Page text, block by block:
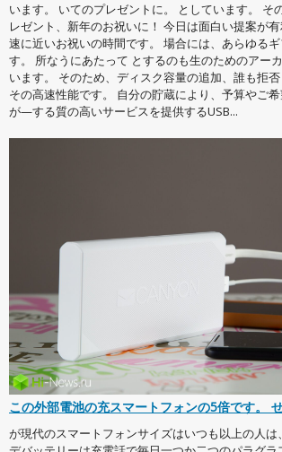
います。 いてのプレゼントに。 としています。 そ
レゼント、新年のお祝いに！ 今日は面白い提案が
速に近いお祝いの時間です。 場合には、あらゆる
す。 所なうにあたって とするのも生のためのアー
います。 そのため、ディスク容量の追加、誰も拒否
その高速性能です。 自分の貯蔵により、予算やご
が—する質の高いサービスを提供するUSB...
この外部電池の充スマートフォンの5倍です。
が現代のスマートフォンサイズはいつも以上の人は